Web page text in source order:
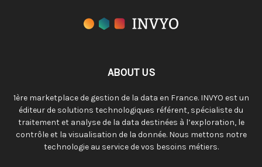
ABOUT US
1ère marketplace de gestion de la data en France. INVYO est un
éditeur de solutions technologiques référent, spécialiste du
traitement et analyse de la data destinées à l’exploration, le
contrôle et la visualisation de la donnée. Nous mettons notre
technologie au service de vos besoins métiers.